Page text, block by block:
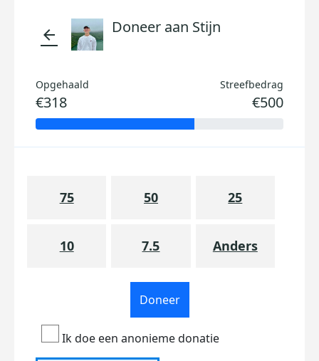
arrow_back Doneer aan Stijn
Opgehaald
€318
Streefbedrag
€500
75 50 25
10 7.5 Anders
Doneer
Ik doe een anonieme donatie